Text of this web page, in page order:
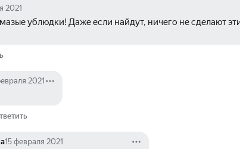
2021
ублюдки! Даже если найдут, ничего не сделают
2021
15 февраля 2021